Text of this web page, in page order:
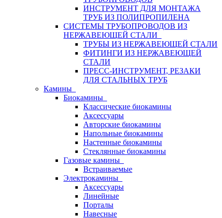
ИНСТРУМЕНТ ДЛЯ МОНТАЖА
ТРУБ ИЗ ПОЛИПРОПИЛЕНА
СИСТЕМЫ ТРУБОПРОВОДОВ ИЗ
НЕРЖАВЕЮЩЕЙ СТАЛИ
ТРУБЫ ИЗ НЕРЖАВЕЮЩЕЙ СТАЛИ
ФИТИНГИ ИЗ НЕРЖАВЕЮЩЕЙ
СТАЛИ
ПРЕСС-ИНСТРУМЕНТ, РЕЗАКИ
ДЛЯ СТАЛЬНЫХ ТРУБ
Камины
Биокамины
Классические биокамины
Аксессуары
Авторские биокамины
Напольные биокамины
Настенные биокамины
Стеклянные биокамины
Газовые камины
Встраиваемые
Электрокамины
Аксессуары
Линейные
Порталы
Навесные